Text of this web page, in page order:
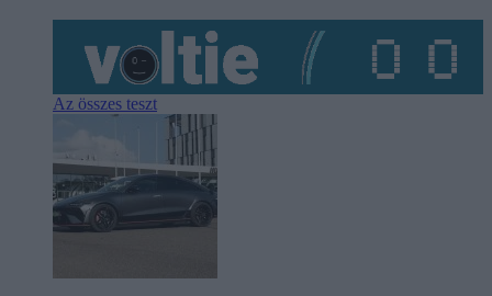
Az összes teszt